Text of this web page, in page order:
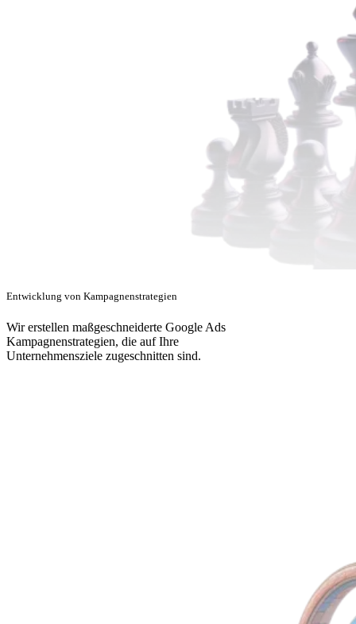
Entwicklung von Kampagnenstrategien
Wir erstellen maßgeschneiderte Google Ads
Kampagnenstrategien, die auf Ihre
Unternehmensziele zugeschnitten sind.